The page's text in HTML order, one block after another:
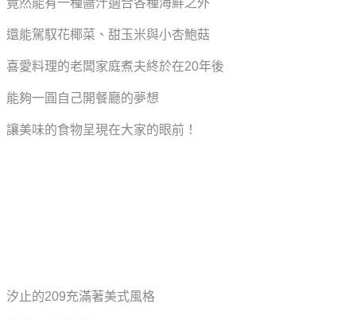
還能駕馭花椰菜、甜玉米與小杏鮑菇
喜愛料理的老闆家庭煮夫終於在20年後
能夠一圓自己開餐廳的夢想
讓美味的食物呈現在大家的眼前！
汐止的209充滿著美式風格